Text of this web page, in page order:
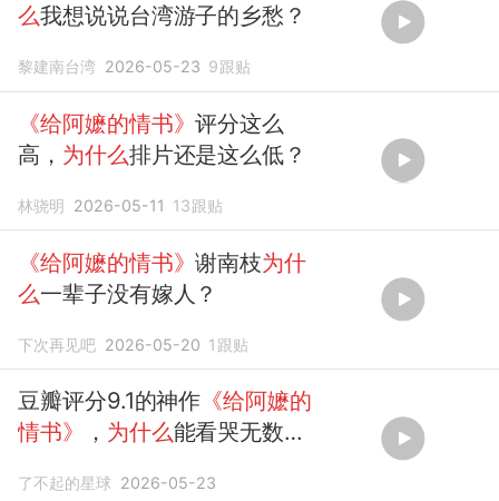
么我想说说台湾游子的乡愁？
黎建南台湾 2026-05-23 9跟贴
《给阿嬷的情书》评分这么
高， 为什么排片还是这么低？
林骁明 2026-05-11 13跟贴
《给阿嬷的情书》谢南枝为什
么一辈子没有嫁人？
下次再见吧 2026-05-20 1 跟贴
豆瓣评分9.1的神作 《给阿嬷的
情书》
， 为什么能看哭无数的
了不起的星球 2026-05-23